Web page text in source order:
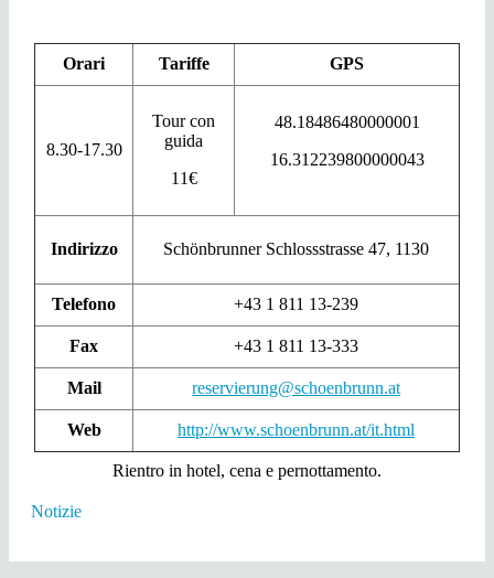
Orari Tariffe GPS
8.30-17.30
Tour con
guida
11€
48.18486480000001
16.312239800000043
Indirizzo Schönbrunner Schlossstrasse 47, 1130
Telefono +43 1 811 13-239
Fax +43 1 811 13-333
Mail reservierung@schoenbrunn.at
Web http://www.schoenbrunn.at/it.html
Rientro in hotel, cena e pernottamento.
Notizie